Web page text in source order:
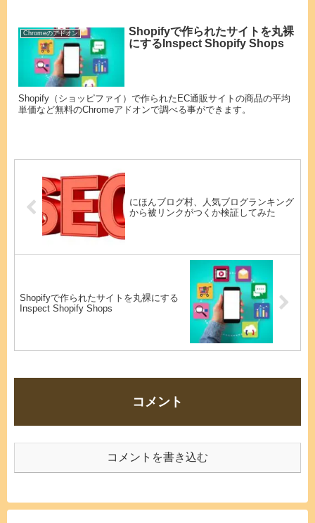
Chromeのアドオン
Shopifyで作られたサイトを丸裸
にするInspect Shopify Shops
Shopify（ショッピファイ）で作られたEC通販サイトの商品の平均
単価など無料のChromeアドオンで調べる事ができます。
にほんブログ村、人気ブログランキング
から被リンクがつくか検証してみた
Shopifyで作られたサイトを丸裸にする
Inspect Shopify Shops
コメント
コメントを書き込む